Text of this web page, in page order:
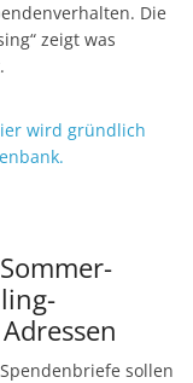
Die
zeigt was
sollen